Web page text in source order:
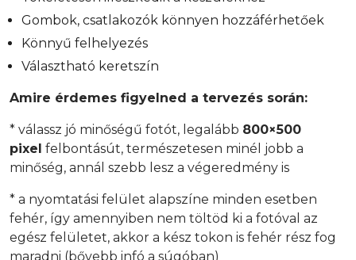
Gombok, csatlakozók könnyen hozzáférhetőek
Könnyű felhelyezés
Választható keretszín
Amire érdemes figyelned a tervezés során:
* válassz jó minőségű fotót, legalább 800×500
pixel felbontásút, természetesen minél jobb a
minőség, annál szebb lesz a végeredmény is
* a nyomtatási felület alapszíne minden esetben
fehér, így amennyiben nem töltöd ki a fotóval az
egész felületet, akkor a kész tokon is fehér rész fog
maradni (bővebb infó a súgóban)